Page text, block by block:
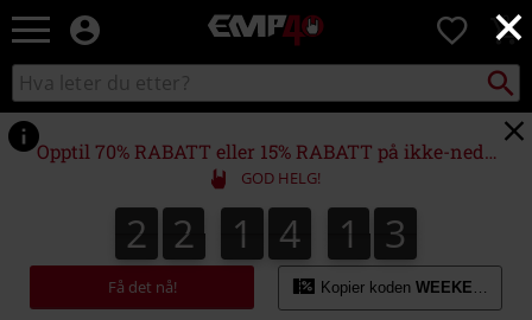
×
EMP
Musikk,
TV
og
gaming
merch
-
Alternativ
mote
0
Søk
i
katalogen
Søk
Opptil 70% RABATT eller 15% RABATT på ikke-nedsatte varer!*
GOD HELG!
2
2 2
2 1
1 4
4 1
1 1
2
1
3
2
Få det nå! Kopier koden WEEKEND